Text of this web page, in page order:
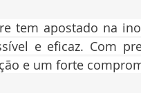
tem apostado na
e eficaz. Com
e um forte